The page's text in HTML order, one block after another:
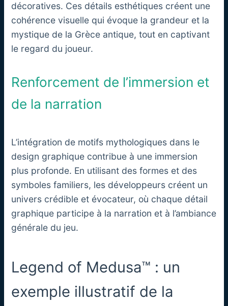
décoratives. Ces détails esthétiques créent une
cohérence visuelle qui évoque la grandeur et la
mystique de la Grèce antique, tout en captivant
le regard du joueur.
Renforcement de l’immersion et
de la narration
L’intégration de motifs mythologiques dans le
design graphique contribue à une immersion
plus profonde. En utilisant des formes et des
symboles familiers, les développeurs créent un
univers crédible et évocateur, où chaque détail
graphique participe à la narration et à l’ambiance
générale du jeu.
Legend of Medusa™ : un
exemple illustratif de la